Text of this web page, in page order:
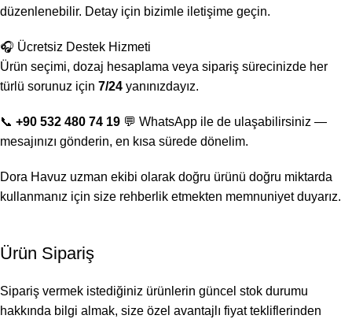
düzenlenebilir. Detay için bizimle iletişime geçin.
🎧 Ücretsiz Destek Hizmeti
Ürün seçimi, dozaj hesaplama veya sipariş sürecinizde her
türlü sorunuz için 7/24 yanınızdayız.
📞 +90 532 480 74 19 💬 WhatsApp ile de ulaşabilirsiniz —
mesajınızı gönderin, en kısa sürede dönelim.
Dora Havuz uzman ekibi olarak doğru ürünü doğru miktarda
kullanmanız için size rehberlik etmekten memnuniyet duyarız.
Ürün Sipariş
Sipariş vermek istediğiniz ürünlerin güncel stok durumu
hakkında bilgi almak, size özel avantajlı fiyat tekliflerinden